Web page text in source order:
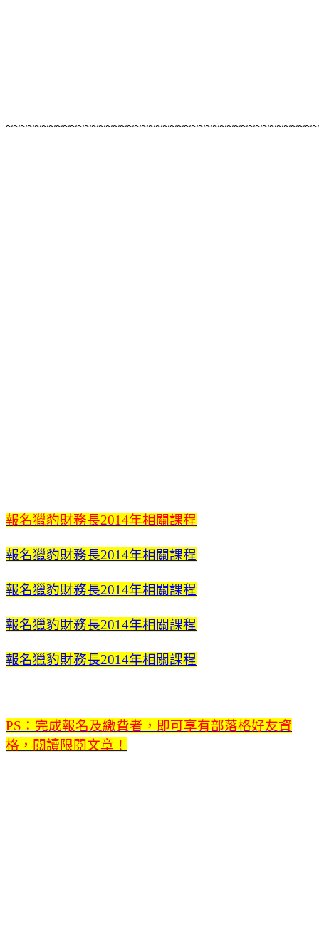
報名獵豹財務長2014年相關課程
報名獵豹財務長2014年相關課程
報名獵豹財務長2014年相關課程
報名獵豹財務長2014年相關課程
報名獵豹財務長2014年相關課程
PS：完成報名及繳費者，即可享有部落格好友資
格，閱讀限閱文章！